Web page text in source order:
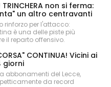
TRINCHERA non si ferma:
un altro centravanti
rinforzo per l'attacco:
è una delle piste più
il reparto offensivo.
CONTINUA! Vicini ai
giorni
abbonamenti del Lecce,
da record